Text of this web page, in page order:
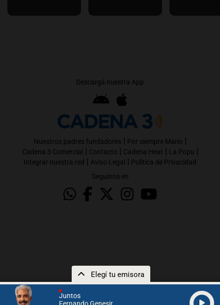
Juntos
Elegí tu emisora
Descargá nuestra App
Nuestros padres fundadores | Por siempre Mario |
Cadena 3 Comercial | Contacto | Cadena Heat | La Popu |
Integrar nuestra red | Aviso Legal | Política de Privacidad
Seguinos en